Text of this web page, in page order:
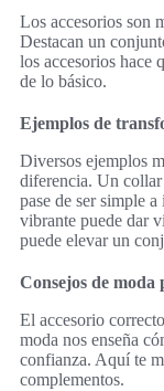
Los accesorios son
Destacan un
los accesorios hace
de lo básico.
Ejemplos de
Diversos ejemplos
diferencia. Un collar
pase de ser simple
vibrante puede dar
puede elevar un
Consejos de moda
El accesorio
moda nos enseña
confianza. Aquí te
complementos.